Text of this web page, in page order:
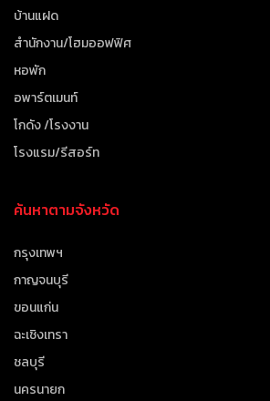
บ้านแฝด
สำนักงาน/โฮมออฟฟิศ
หอพัก
อพาร์ตเมนท์
โกดัง /โรงงาน
โรงแรม/รีสอร์ท
ค้นหาตามจังหวัด
กรุงเทพฯ
กาญจนบุรี
ขอนแก่น
ฉะเชิงเทรา
ชลบุรี
นครนายก